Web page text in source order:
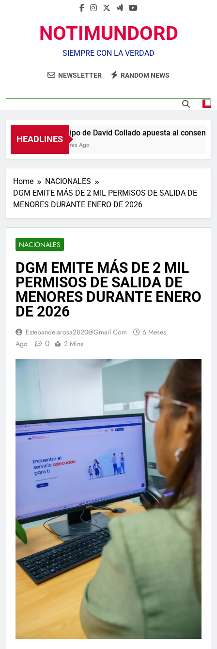
NOTIMUNDORD
SIEMPRE CON LA VERDAD
NEWSLETTER RANDOM NEWS
HEADLINES
Equipo de David Collado apuesta al consenso
3 Horas Ago
Home
NACIONALES
DGM EMITE MÁS DE 2 MIL PERMISOS DE SALIDA DE
MENORES DURANTE ENERO DE 2026
NACIONALES
DGM EMITE MÁS DE 2 MIL
PERMISOS DE SALIDA DE
MENORES DURANTE ENERO
DE 2026
Estebandelarosa2820@gmail.com
6 Meses
Ago
0 2 Mins